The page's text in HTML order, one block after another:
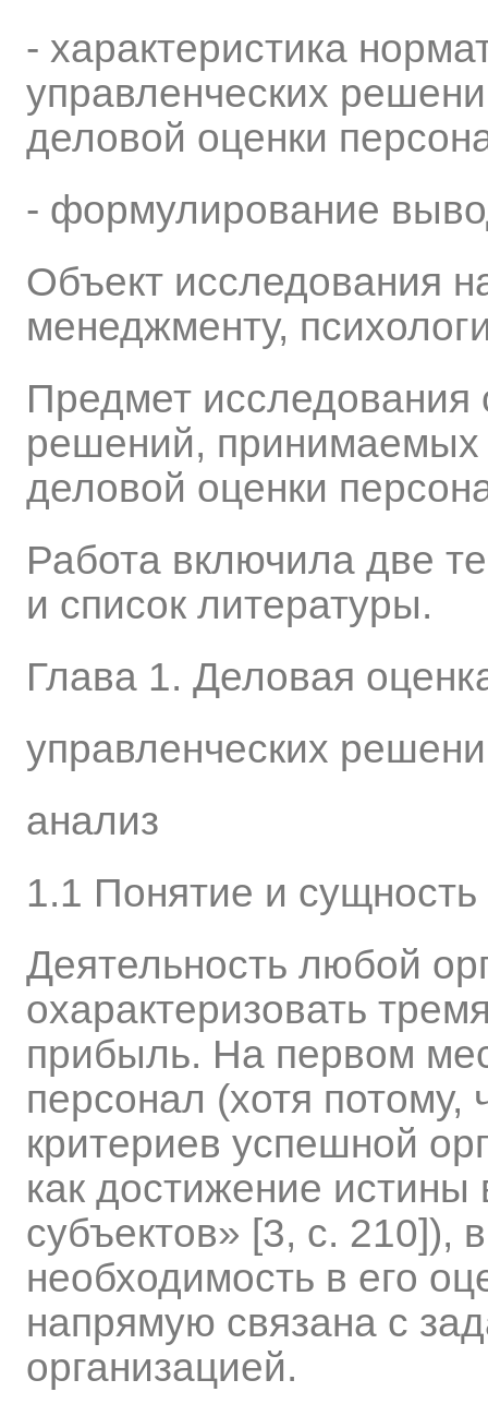
- характеристика
управленческих
деловой оценки
- формулирование
Объект исследования
менеджменту,
Предмет исследования
решений, принимаемых
деловой оценки
Работа включила две
и список литературы.
Глава 1. Деловая
управленческих
анализ
1.1 Понятие и
Деятельность любой
охарактеризовать
прибыль. На первом
персонал (хотя
критериев успешной
как достижение
субъектов» [3, с. 210]),
необходимость в его
напрямую связана с
организацией.